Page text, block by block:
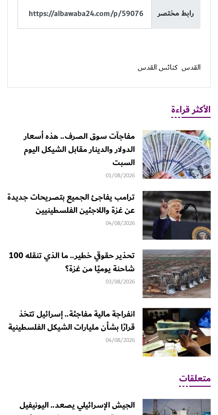
رابط مختصر
القدس كنائس القدس
الأكثر قراءة
مفاجآت سوق الصرف.. هذه أسعار
الدولار والدينار مقابل الشيكل اليوم
السبت
01/08/2026
ترامب يفاجئ الجميع بتصريحات جديدة
عن غزة واللاجئين الفلسطينيين
04/08/2026
تحذير حقوقي خطير.. ما الذي تنقله 100
شاحنة يوميًا من غزة؟
03/08/2026
انفراجة مالية مفاجئة.. إسرائيل تتخذ
قرارًا بشأن مليارات الشيكل الفلسطينية
04/08/2026
متعلقات
الجيش الإسرائيلي يصعد.. اليونيفيل